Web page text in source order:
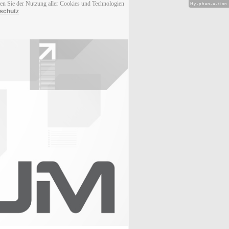
Sie der Nutzung aller Cookies und Technologien
Hy-phen-a-tion